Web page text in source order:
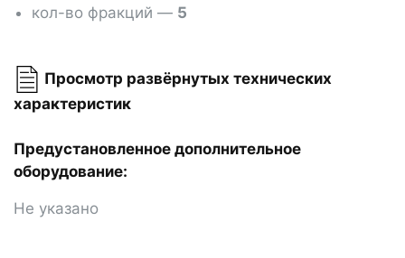
кол-во фракций ― 5
Просмотр развёрнутых технических
характеристик
Предустановленное дополнительное
оборудование:
Не указано